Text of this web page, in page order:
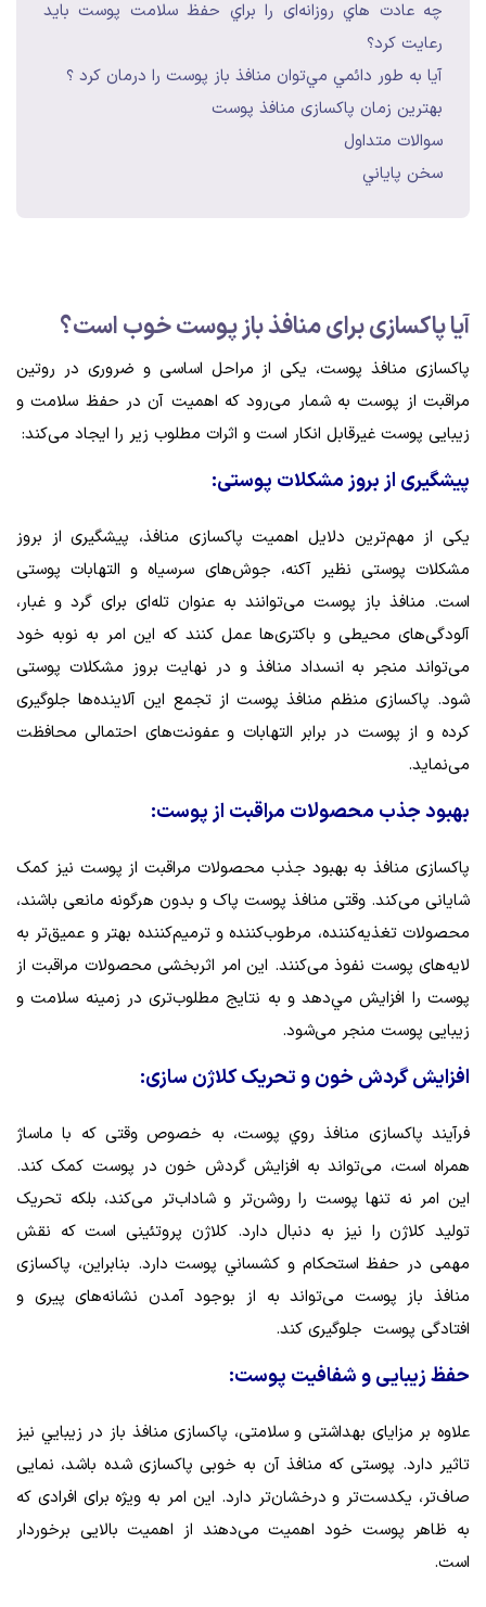
چه عادت هاي روزانه‌ای را براي حفظ سلامت پوست بايد
رعايت كرد؟
آيا به طور دائمي مي‌توان منافذ باز پوست را درمان كرد ؟
بهترين زمان پاکسازی منافذ پوست
سوالات متداول
سخن پاياني
آیا پاکسازی برای منافذ باز پوست خوب است؟
پاکسازی منافذ پوست، یکی از مراحل اساسی و ضروری در روتین
مراقبت از پوست به شمار می‌رود که اهمیت آن در حفظ سلامت و
زیبایی پوست غیرقابل انکار است و اثرات مطلوب زیر را ایجاد می‌کند:
پیشگیری از بروز مشکلات پوستی:
یکی از مهم‌ترین دلایل اهمیت پاکسازی منافذ، پیشگیری از بروز
مشکلات پوستی نظیر آکنه، جوش‌های سرسیاه و التهابات پوستی
است. منافذ باز پوست می‌توانند به عنوان تله‌ای برای گرد و غبار،
آلودگی‌های محیطی و باکتری‌ها عمل کنند که این امر به نوبه خود
می‌تواند منجر به انسداد منافذ و در نهایت بروز مشکلات پوستی
شود. پاکسازی منظم منافذ پوست از تجمع این آلاینده‌ها جلوگیری
کرده و از پوست در برابر التهابات و عفونت‌های احتمالی محافظت
می‌نماید.
بهبود جذب محصولات مراقبت از پوست:
پاکسازی منافذ به بهبود جذب محصولات مراقبت از پوست نیز کمک
شایانی می‌کند. وقتی منافذ پوست پاک و بدون هرگونه مانعی باشند،
محصولات تغذیه‌کننده، مرطوب‌کننده و ترمیم‌کننده بهتر و عمیق‌تر به
لایه‌های پوست نفوذ می‌کنند. این امر اثربخشی محصولات مراقبت از
پوست را افزایش مي‌دهد و به نتایج مطلوب‌تری در زمینه سلامت و
زیبایی پوست منجر می‌شود.
افزایش گردش خون و تحریک کلاژن سازی:
فرآیند پاکسازی منافذ روي پوست، به خصوص وقتی که با ماساژ
همراه است، می‌تواند به افزایش گردش خون در پوست کمک کند.
این امر نه تنها پوست را روشن‌تر و شاداب‌تر می‌کند، بلکه تحریک
تولید کلاژن را نیز به دنبال دارد. کلاژن پروتئینی است که نقش
مهمی در حفظ استحکام و كشساني پوست دارد. بنابراین، پاکسازی
منافذ باز پوست می‌تواند به از بوجود آمدن نشانه‌های پیری و
افتادگی پوست جلوگیری کند.
حفظ زیبایی و شفافیت پوست:
علاوه بر مزایای بهداشتی و سلامتی، پاکسازی منافذ باز در زيبايي نيز
تاثير دارد. پوستی که منافذ آن به خوبی پاکسازی شده باشد، نمایی
صاف‌تر، یکدست‌تر و درخشان‌تر دارد. این امر به ویژه برای افرادی که
به ظاهر پوست خود اهمیت می‌دهند از اهمیت بالایی برخوردار
است.